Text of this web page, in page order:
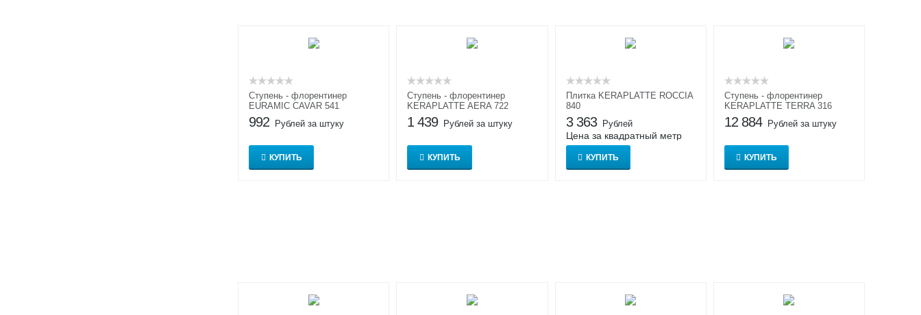
Ступень - флорентинер
EURAMIC CAVAR 541
992 Рублей за штуку
КУПИТЬ
Ступень - флорентинер
KERAPLATTE AERA 722
1 439 Рублей за штуку
КУПИТЬ
Плитка KERAPLATTE ROCCIA
840
3 363 Рублей
Цена за квадратный метр
КУПИТЬ
Ступень - флорентинер
KERAPLATTE TERRA 316
12 884 Рублей за штуку
КУПИТЬ